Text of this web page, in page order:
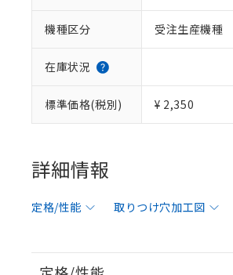
機種区分 受注生産機種
在庫状況
標準価格(税別) ¥ 2,350
詳細情報
定格/性能 取りつけ穴加工図